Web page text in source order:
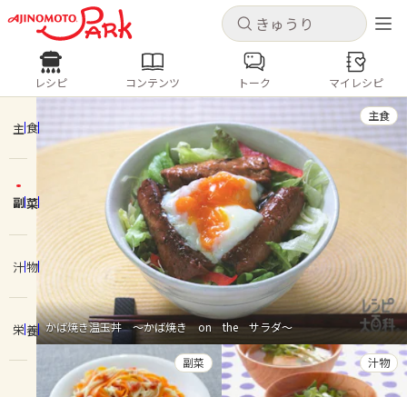
キャンセル
ログインするとレシピを保存できます
ログイン 新規登録
ホーム
コンテンツ
レシピ
トーク
キャンセル
レシピ コンテンツ
人気の食材・レシピ
きゅうり なす トマト
とうもろこし
ピーマン
みょうが ゴーヤ
レシピ コンテンツ トーク マイレシピ
主食
副菜
汁物
栄養 かば焼き温玉丼 ～かば焼き on the サラダ～
主食
副菜 汁物